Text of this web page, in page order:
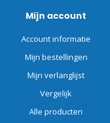
Mijn account
Account informatie
Mijn bestellingen
Mijn verlanglijst
Vergelijk
Alle producten